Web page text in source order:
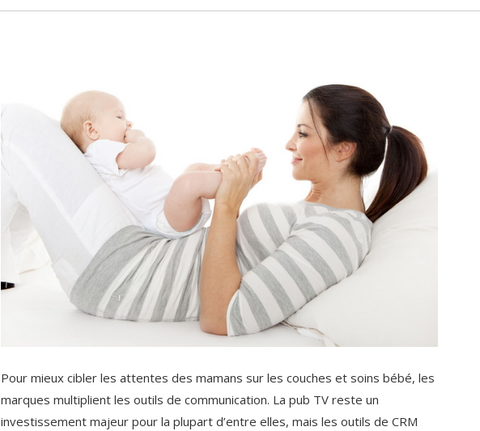
Pour mieux cibler les attentes des mamans sur les couches et soins bébé, les
marques multiplient les outils de communication. La pub TV reste un
investissement majeur pour la plupart d’entre elles, mais les outils de CRM